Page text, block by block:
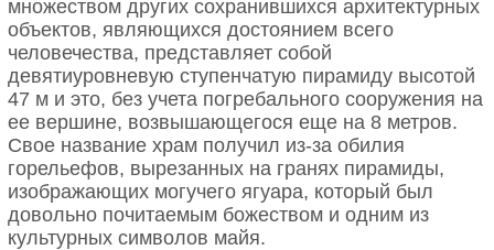
множеством других сохранившихся архитектурных
объектов, являющихся достоянием всего
человечества, представляет собой
девятиуровневую ступенчатую пирамиду высотой
47 м и это, без учета погребального сооружения на
ее вершине, возвышающегося еще на 8 метров.
Свое название храм получил из-за обилия
горельефов, вырезанных на гранях пирамиды,
изображающих могучего ягуара, который был
довольно почитаемым божеством и одним из
культурных символов майя.